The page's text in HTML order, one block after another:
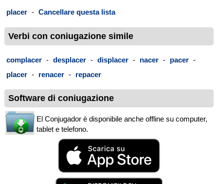
placer - Cancellare questa lista
Verbi con coniugazione simile
complacer - desplacer - displacer - nacer - pacer -
placer - renacer - repacer
Software di coniugazione
El Conjugador è disponibile anche offline su computer,
tablet e telefono.